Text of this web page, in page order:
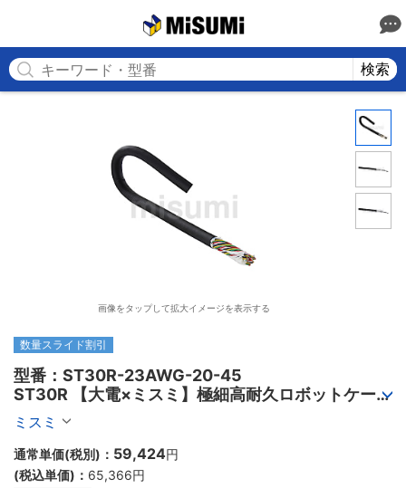
検索
画像をタップして拡大イメージを表示する
数量スライド割引
型番：ST30R-23AWG-20-45
ST30R 【大電×ミスミ】極細高耐久ロボットケーブ
ル（シールド無・有）
ミスミ
通常単価(税別)： 59,424円
(税込単価)： 65,366円